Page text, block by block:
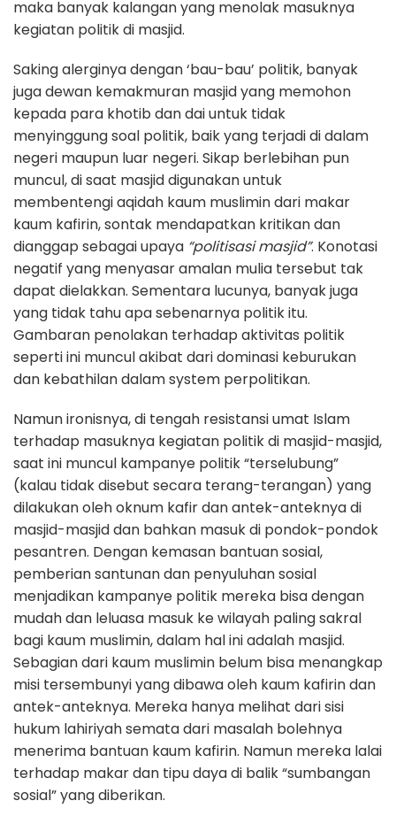
maka banyak kalangan yang menolak masuknya
kegiatan politik di masjid.
Saking alerginya dengan ‘bau-bau’ politik, banyak
juga dewan kemakmuran masjid yang memohon
kepada para khotib dan dai untuk tidak
menyinggung soal politik, baik yang terjadi di dalam
negeri maupun luar negeri. Sikap berlebihan pun
muncul, di saat masjid digunakan untuk
membentengi aqidah kaum muslimin dari makar
kaum kafirin, sontak mendapatkan kritikan dan
dianggap sebagai upaya “politisasi masjid”. Konotasi
negatif yang menyasar amalan mulia tersebut tak
dapat dielakkan. Sementara lucunya, banyak juga
yang tidak tahu apa sebenarnya politik itu.
Gambaran penolakan terhadap aktivitas politik
seperti ini muncul akibat dari dominasi keburukan
dan kebathilan dalam system perpolitikan.
Namun ironisnya, di tengah resistansi umat Islam
terhadap masuknya kegiatan politik di masjid-masjid,
saat ini muncul kampanye politik “terselubung”
(kalau tidak disebut secara terang-terangan) yang
dilakukan oleh oknum kafir dan antek-anteknya di
masjid-masjid dan bahkan masuk di pondok-pondok
pesantren. Dengan kemasan bantuan sosial,
pemberian santunan dan penyuluhan sosial
menjadikan kampanye politik mereka bisa dengan
mudah dan leluasa masuk ke wilayah paling sakral
bagi kaum muslimin, dalam hal ini adalah masjid.
Sebagian dari kaum muslimin belum bisa menangkap
misi tersembunyi yang dibawa oleh kaum kafirin dan
antek-anteknya. Mereka hanya melihat dari sisi
hukum lahiriyah semata dari masalah bolehnya
menerima bantuan kaum kafirin. Namun mereka lalai
terhadap makar dan tipu daya di balik “sumbangan
sosial” yang diberikan.